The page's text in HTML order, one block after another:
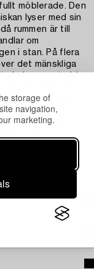
storage of
navigation,
marketing.
möblerade. Den
lyser med sin
rummen är till
om
i stan. På flera
det mänskliga
sig hemmastadda
krafter verkar
genom att
livskraft ur
som Ernst
färgen
mellan ute och
gränsen mellan